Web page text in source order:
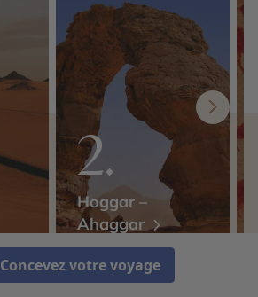
Concevez votre voyage
Hoggar –
Ahaggar